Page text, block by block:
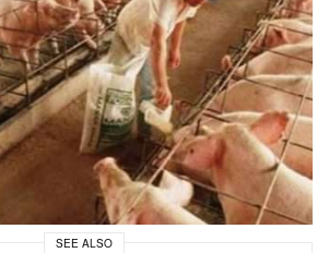
SEE ALSO